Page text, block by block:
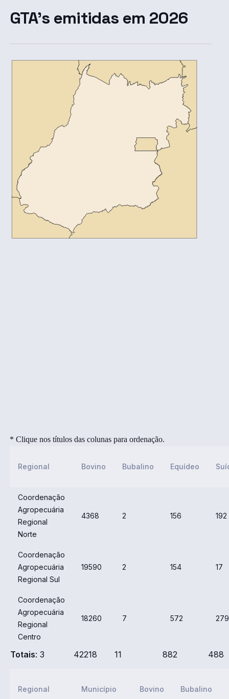
GTA's emitidas em 2026
* Clique nos títulos das colunas para ordenação.
Regional Bovino Bubalino Equídeo
Coordenação
Agropecuária
Regional
Norte
4368 2 156 192
Coordenação
Agropecuária
Regional Sul
19590 2 154 17
Coordenação
Agropecuária
Regional
Centro
18260 7 572 279
Totais: 3 42218 11 882 488
Regional Município Bovino Bubalino